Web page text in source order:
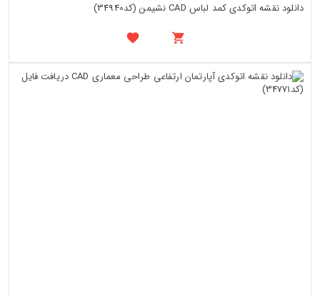
دانلود نقشه اتوکدی کمد لباس CAD نشیمن (کد34940)